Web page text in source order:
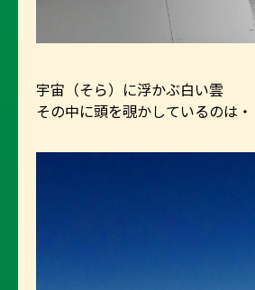
宇宙（そら）に浮かぶ白い雲
その中に頭を覗かしているのは